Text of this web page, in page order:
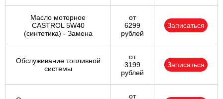
Масло моторное
CASTROL 5W40
(синтетика) - Замена
от
6299
рублей
Записаться
Обслуживание топливной
системы
от
3199
рублей
Записаться
от